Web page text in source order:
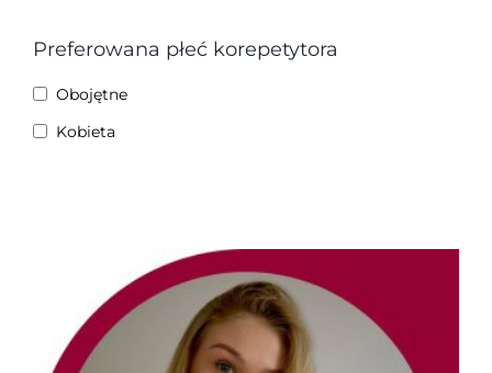
Preferowana płeć korepetytora
Obojętne
Kobieta